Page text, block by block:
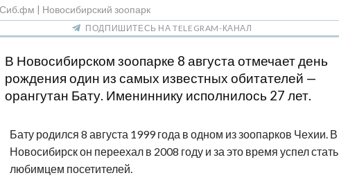
| Новосибирский зоопарк
ПОДПИШИТЕСЬ НА TELEGRAM-КАНАЛ
В Новосибирском зоопарке 8 августа отмечает день
рождения один из самых известных обитателей —
орангутан Бату. Имениннику исполнилось 27 лет.
Бату родился 8 августа 1999 года в одном из зоопарков Чехии. В
Новосибирск он переехал в 2008 году и за это время успел стать
любимцем посетителей.